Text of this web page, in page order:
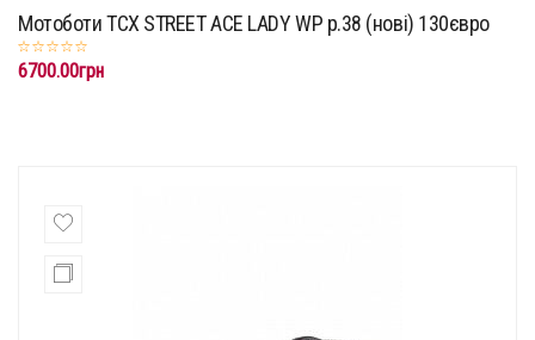
Мотоботи TCX STREET ACE LADY WP р.38 (нові) 130євро
6700.00грн